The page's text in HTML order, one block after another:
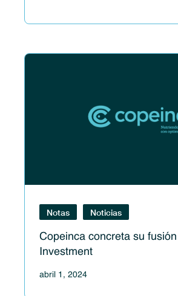
Notas Noticias
Copeinca concreta su
Investment
abril 1, 2024